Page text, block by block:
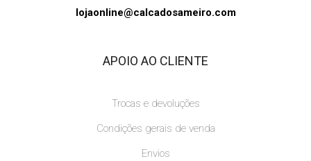
lojaonline@calcadosameiro.com
APOIO AO CLIENTE
Trocas e devoluções
Condições gerais de venda
Envios